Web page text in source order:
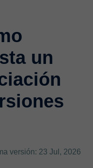
un
versión: 23 Jul, 2026